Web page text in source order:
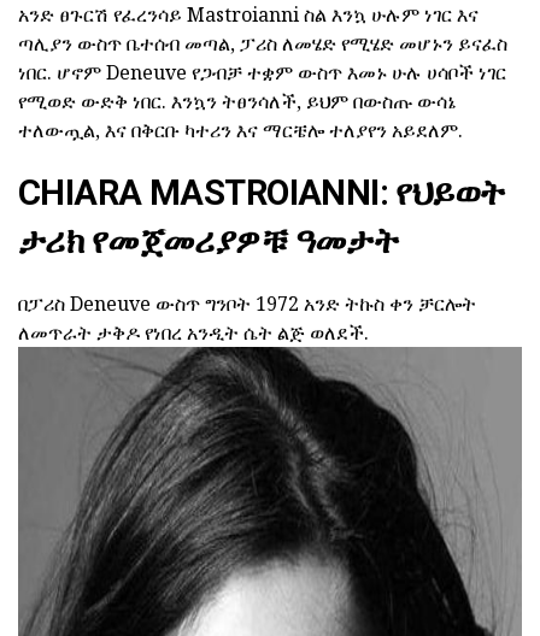
አንድ ፀጉርሽ የፈረንሳይ Mastroianni ስል እንኳ ሁሉም ነገር እና
ጣሊያን ውስጥ ቤተሰብ መጣል, ፓሪስ ለመሄድ የሚሄድ መሆኑን ይናፈስ
ነበር. ሆኖም Deneuve የጋብቻ ተቋም ውስጥ እመኑ ሁሉ ሀሳቦች ነገር
የሚወድ ውድቅ ነበር. እንኳን ትፀንሳለች, ይህም በውስጡ ውሳኔ
ተለውጧል, እና በቅርቡ ካተሪን እና ማርቼሎ ተለያየን አይደለም.
CHIARA MASTROIANNI: የህይወት
ታሪክ የመጀመሪያዎቹ ዓመታት
በፓሪስ Deneuve ውስጥ ግንቦት 1972 አንድ ትኩስ ቀን ቻርሎት
ለመጥራት ታቅዶ የነበረ አንዲት ሴት ልጅ ወለደች.